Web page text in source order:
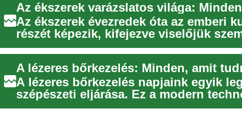
Az ékszerek varázslatos világa:
Az ékszerek évezredek óta az emberi
részét képezik, kifejezve viselőjük
társadalmi stá...
A lézeres bőrkezelés: Minden, amit
A lézeres bőrkezelés napjaink egyik
szépészeti eljárása. Ez a modern
bőrproblémára k...